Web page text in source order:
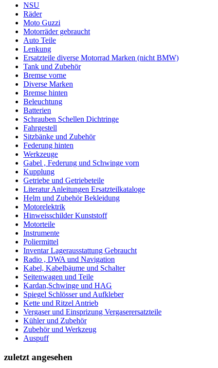
NSU
Räder
Moto Guzzi
Motorräder gebraucht
Auto Teile
Lenkung
Ersatzteile diverse Motorrad Marken (nicht BMW)
Tank und Zubehör
Bremse vorne
Diverse Marken
Bremse hinten
Beleuchtung
Batterien
Schrauben Schellen Dichtringe
Fahrgestell
Sitzbänke und Zubehör
Federung hinten
Werkzeuge
Gabel , Federung und Schwinge vorn
Kupplung
Getriebe und Getriebeteile
Literatur Anleitungen Ersatzteilkataloge
Helm und Zubehör Bekleidung
Motorelektrik
Hinweisschilder Kunststoff
Motorteile
Instrumente
Poliermittel
Inventar Lagerausstattung Gebraucht
Radio , DWA und Navigation
Kabel, Kabelbäume und Schalter
Seitenwagen und Teile
Kardan,Schwinge und HAG
Spiegel Schlösser und Aufkleber
Kette und Ritzel Antrieb
Vergaser und Einsprizung Vergaserersatzteile
Kühler und Zubehör
Zubehör und Werkzeug
Auspuff
zuletzt angesehen